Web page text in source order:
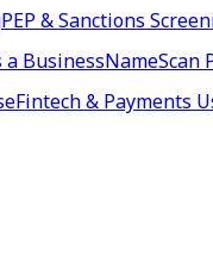
PEP & Sanctions
BusinessNameScan
Fintech & Payments